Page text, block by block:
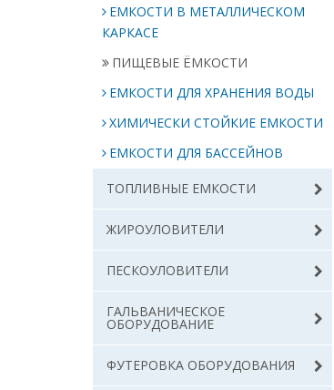
ЕМКОСТИ В МЕТАЛЛИЧЕСКОМ
КАРКАСЕ
ПИЩЕВЫЕ ЁМКОСТИ
ЕМКОСТИ ДЛЯ ХРАНЕНИЯ ВОДЫ
ХИМИЧЕСКИ СТОЙКИЕ ЕМКОСТИ
ЕМКОСТИ ДЛЯ БАССЕЙНОВ
ТОПЛИВНЫЕ ЕМКОСТИ
ЖИРОУЛОВИТЕЛИ
ПЕСКОУЛОВИТЕЛИ
ГАЛЬВАНИЧЕСКОЕ
ОБОРУДОВАНИЕ
ФУТЕРОВКА ОБОРУДОВАНИЯ